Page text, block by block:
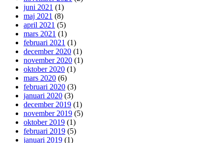
juni 2021 (1)
maj 2021 (8)
april 2021 (5)
mars 2021 (1)
februari 2021 (1)
december 2020 (1)
november 2020 (1)
oktober 2020 (1)
mars 2020 (6)
februari 2020 (3)
januari 2020 (3)
december 2019 (1)
november 2019 (5)
oktober 2019 (1)
februari 2019 (5)
januari 2019 (1)